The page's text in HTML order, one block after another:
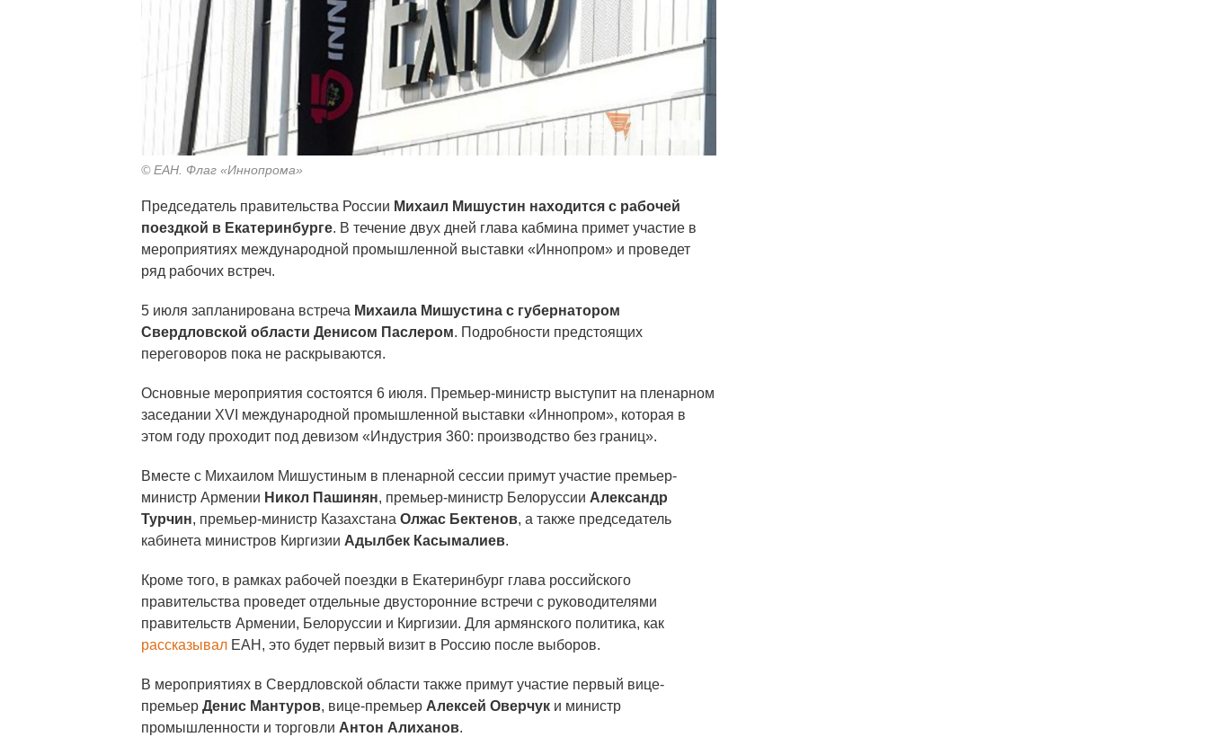
© ЕАН. Флаг «Иннопрома»
Председатель правительства России Михаил Мишустин находится с рабочей
поездкой в Екатеринбурге. В течение двух дней глава кабмина примет участие в
мероприятиях международной промышленной выставки «Иннопром» и проведет
ряд рабочих встреч.
5 июля запланирована встреча Михаила Мишустина с губернатором
Свердловской области Денисом Паслером. Подробности предстоящих
переговоров пока не раскрываются.
Основные мероприятия состоятся 6 июля. Премьер-министр выступит на пленарном
заседании XVI международной промышленной выставки «Иннопром», которая в
этом году проходит под девизом «Индустрия 360: производство без границ».
Вместе с Михаилом Мишустиным в пленарной сессии примут участие премьер-
министр Армении Никол Пашинян, премьер-министр Белоруссии Александр
Турчин, премьер-министр Казахстана Олжас Бектенов, а также председатель
кабинета министров Киргизии Адылбек Касымалиев.
Кроме того, в рамках рабочей поездки в Екатеринбург глава российского
правительства проведет отдельные двусторонние встречи с руководителями
правительств Армении, Белоруссии и Киргизии. Для армянского политика, как
рассказывал ЕАН, это будет первый визит в Россию после выборов.
В мероприятиях в Свердловской области также примут участие первый вице-
премьер Денис Мантуров, вице-премьер Алексей Оверчук и министр
промышленности и торговли Антон Алиханов.